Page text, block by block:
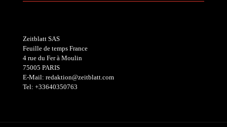
Zeitblatt SAS
Feuille de temps France
4 rue du Fer à Moulin
75005 PARIS
E-Mail: redaktion@zeitblatt.com
Tel: +33640350763